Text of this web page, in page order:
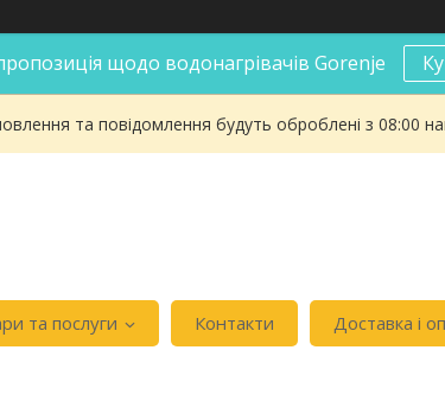
щодо водонагрівачів Gorenje
та повідомлення будуть оброблені з 08:00
та послуги Контакти Доставка і